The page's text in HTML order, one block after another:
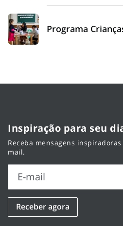
Programa
Inspiração para seu
Receba mensagens
mail.
E-mail
E-
mail
Receber agora